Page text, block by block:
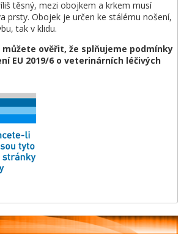
těsný, mezi obojkem a krkem musí
prsty. Obojek je určen ke stálému nošení,
tak v klidu.
můžete ověřit, že splňujeme podmínky
EU 2019/6 o veterinárních léčivých